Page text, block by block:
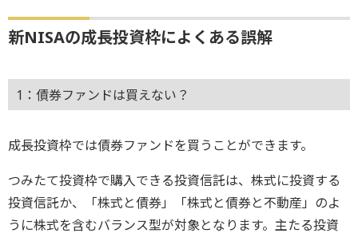
新NISAの成長投資枠によくある誤解
1：債券ファンドは買えない？
成長投資枠では債券ファンドを買うことができます。
つみたて投資枠で購入できる投資信託は、株式に投資する
投資信託か、「株式と債券」「株式と債券と不動産」のよ
うに株式を含むバランス型が対象となります。主たる投資